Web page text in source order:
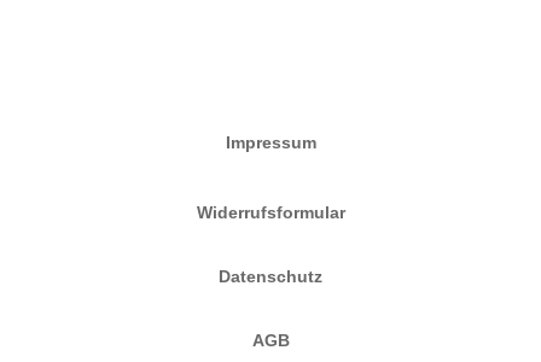
Impressum
Widerrufsformular
Datenschutz
AGB